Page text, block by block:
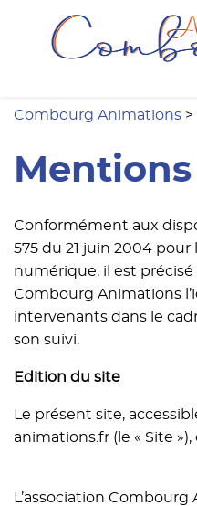
Combourg Animations >
Conformément aux
575 du 21 juin 2004 pour
numérique, il est
Combourg Animations
intervenants dans le
son suivi.
Edition du site
Le présent site,
animations.fr (le « Site
L’association